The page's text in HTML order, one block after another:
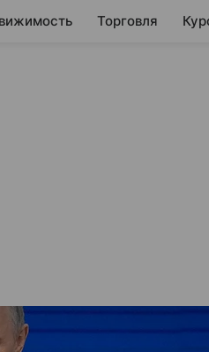
Торговля
дает